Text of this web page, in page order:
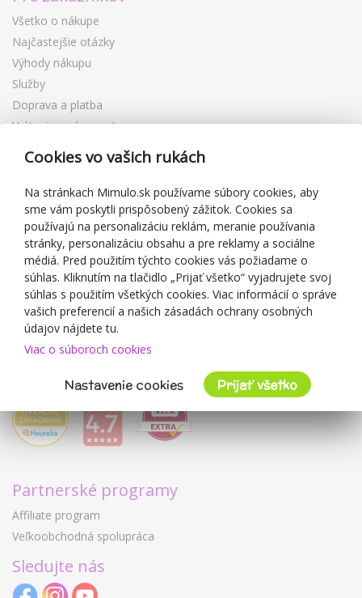
Všetko o nákupe
Najčastejšie otázky
Výhody nákupu
Služby
Doprava a platba
Vrátenie a výmena tovaru
Reklamácia
Darčekové poukážky
Zľavové kupóny
Blog
O predajcovi
Mimulo.sk
Obchodné podmienky
Ochrana osobných údajov GDPR
Kontakty
Spolupracujeme
Partnerské programy
Affiliate program
Veľkoobchodná spolupráca
Sledujte nás
Cookies vo vašich rukách
Na stránkach Mimulo.sk používame súbory cookies, aby
sme vám poskytli prispôsobený zážitok. Cookies sa
používajú na personalizáciu reklám, meranie používania
stránky, personalizáciu obsahu a pre reklamy a sociálne
médiá. Pred použitím týchto cookies vás požiadame o
súhlas. Kliknutím na tlačidlo „Prijať všetko“ vyjadrujete svoj
súhlas s použitím všetkých cookies. Viac informácií o správe
vašich preferencií a našich zásadách ochrany osobných
údajov nájdete tu.
Viac o súboroch cookies
Nastavenie cookies Prijať všetko